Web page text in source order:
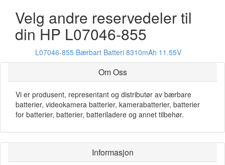
Velg andre reservedeler til
din HP L07046-855
L07046-855 Bærbart Batteri 8310mAh 11.55V
Om Oss
Vi er produsent, representant og distributør av bærbare
batterier, videokamera batterier, kamerabatterier, batterier
for batterier, batterier, batteriladere og annet tilbehør.
Informasjon